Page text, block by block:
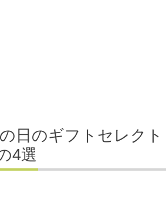
日のギフトセレク
4選